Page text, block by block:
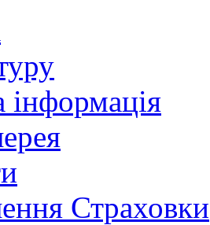
інформація
Страховки